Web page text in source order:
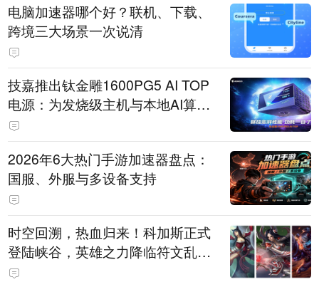
电脑加速器哪个好？联机、下载、
跨境三大场景一次说清
技嘉推出钛金雕1600PG5 AI TOP
电源：为发烧级主机与本地AI算力
打造旗舰供电方案
2026年6大热门手游加速器盘点：
国服、外服与多设备支持
时空回溯，热血归来！科加斯正式
登陆峡谷，英雄之力降临符文乱
斗！